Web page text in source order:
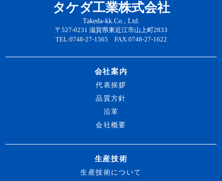
タケダ工業株式会社
Takeda-kk.Co., Ltd.
〒527-0231 滋賀県東近江市山上町2833
TEL:0748-27-1565 FAX:0748-27-1622
会社案内
代表挨拶
品質方針
沿革
会社概要
生産技術
生産技術について